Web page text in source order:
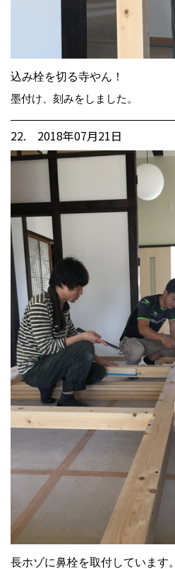
込み栓を切る寺やん！
墨付け、刻みをしました。
22. 2018年07月21日
長ホゾに鼻栓を取付しています。